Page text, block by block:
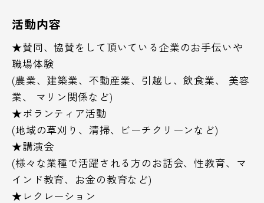
活動内容
★賛同、協賛をして頂いている企業のお手伝いや
職場体験
(農業、建築業、不動産業、引越し、飲食業、 美容
業、 マリン関係など)
★ボランティア活動
(地域の草刈り、清掃、ビーチクリーンなど)
★講演会
(様々な業種で活躍される方のお話会、性教育、マ
インド教育、お金の教育など)
★レクレーション